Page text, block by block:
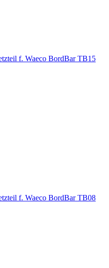
f. Waeco BordBar TB15
f. Waeco BordBar TB08